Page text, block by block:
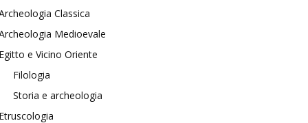
Classica
Medioevale
e Vicino Oriente
Filologia
Storia e archeologia